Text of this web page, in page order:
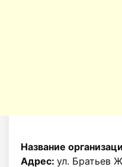
Название
Адрес: ул. Братьев